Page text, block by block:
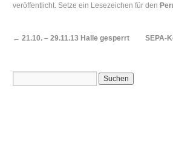
veröffentlicht. Setze ein Lesezeichen für den
← 21.10. – 29.11.13 Halle gesperrt SEPA-